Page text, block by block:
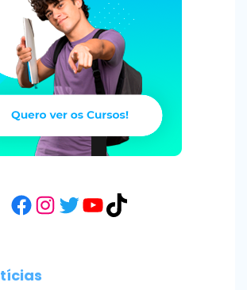
Facebook
Instagram
Twitter
YouTube
TikTok